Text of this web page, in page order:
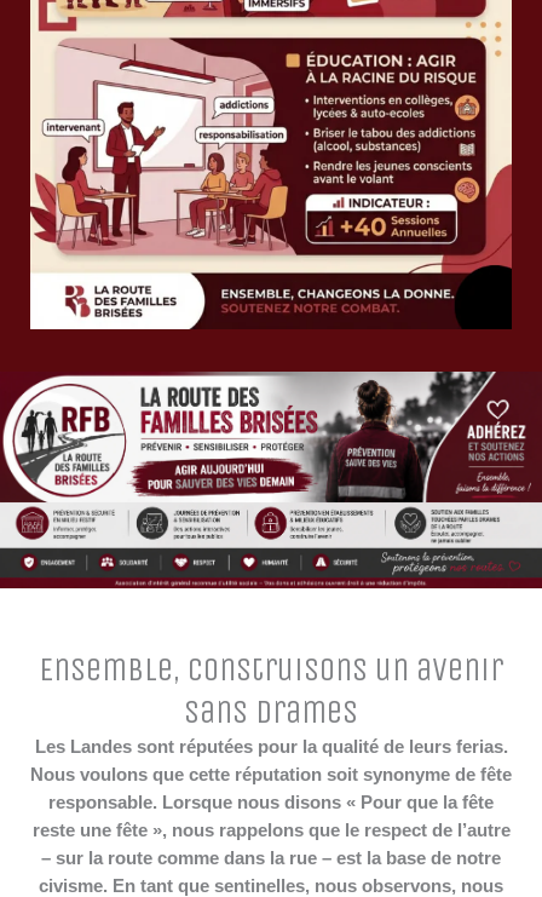
Ensemble, construisons un avenir
sans drames
Les Landes sont réputées pour la qualité de leurs ferias.
Nous voulons que cette réputation soit synonyme de fête
responsable. Lorsque nous disons « Pour que la fête
reste une fête », nous rappelons que le respect de l’autre
– sur la route comme dans la rue – est la base de notre
civisme. En tant que sentinelles, nous observons, nous